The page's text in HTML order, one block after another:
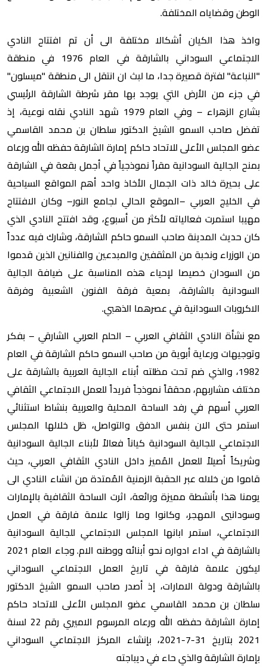
الوطن وقضاياه المختلفة.
واخذ هذا الكيان أشكالا مختلفة الى أن تم افتتاح النادي
الاجتماعي السوداني بالشارقة في العام 1976 في منطقة
"النباعة" لفترة قصيرة جدا، ما لبث ان انتقل الى منطقة "ميسلون"
في جزء من الأرض التي يوجد بها مقر شرطة الشارقة الرئيسي
بشارع الزهراء – وفي العام 1979 شهد النادي نقله نوعية، إذ
تفضل صاحب السمو الشيخ الدكتور سلطان بن محمد القاسمي
عضو المجلس الأعلى للاتحاد حاكم إمارة الشارقة حفظه الله ورعاه
بمنح الجالية السودانية مقراً نموذجياً في أجمل بقعة في الشارقة
على بحيرة خالد ذات الجمال الأخاذ واحد أهم المواقع السياحية
في الخليج العربي –الموقع الحالي لجامع النور– وكان الافتتاح
مهيبا استمرت فعالياته لأكثر من أسبوع، وقد افتتح النادي الذي
كان حديث المدينة صاحب السمو حاكم الشارقة، وشارك فيه عدداً
من الوزراء ونخبة من المثقفين والمبدعين والفنانين الذين قدموا
من السودان خصيصا لإحياء هذه المناسبة على ضيافة الجالية
السودانية بالشارقة، بمعية فرقة الفنون الشعبية وفرقة
الاكروبات السودانية في عصرهما الذهبي.
مع نشأة النادي الثقافي العربي – الحلم العربي الشارقي – بفكر
وتوجيهات ورعاية أبوية من صاحب السمو حاكم الشارقة في العام
1982، والذي ضم تحت مظلته أبناء الجالية العربية بالشارقة على
مختلف مشاربهم، محققاً نموذجاً فريداً للعمل الاجتماعي الثقافي
العربي أسهم في رفد الساحة المحلية والعربية بنشاط استثنائي
استمر حتى الان بنفس الدفق والتواصل، ظل خلالها المجلس
الاجتماعي للجالية السودانية كياناً فعالاً لأبناء الجالية السودانية
وشريكاً أصيلاً للعمل المُميز داخل النادي الثقافي العربي، حيث
قاموا من خلاله عبر الحقبة الزمنية المُمتدة من انشاء النادي الى
يومنا هذا بأنشطة مميزة ورائعة، اثرت الساحة الثقافية بالإمارات
وسودانيي المهجر، وكانوا وما زالوا علامة فارقة في العمل
الاجتماعي، استمر ابانها المجلس الاجتماعي للجالية السودانية
بالشارقة في اداء ادواره نحو أبنائه ووطنه الام. وجاء العام 2021
ليكون علامة فارقة في تاريخ العمل الاجتماعي السوداني
بالشارقة ودولة الامارات، إذ أصدر صاحب السمو الشيخ الدكتور
سلطان بن محمد القاسمي عضو المجلس الأعلى للاتحاد حاكم
إمارة الشارقة حفظه الله ورعاه المرسوم الاميري رقم 22 لسنة
2021 بتاريخ 31-7-2021، بإنشاء المركز الاجتماعي السوداني
بإمارة الشارقة والذي حاء في ديباجته